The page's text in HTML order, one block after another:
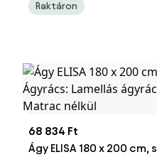
Raktáron
68 834 Ft
Ágy ELISA 180 x 200